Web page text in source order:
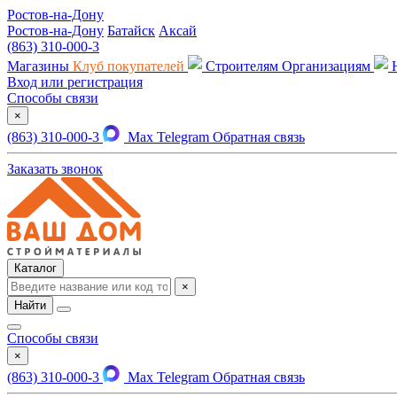
Ростов-на-Дону
Ростов-на-Дону Батайск Аксай
(863) 310-000-3
Магазины Клуб покупателей Строителям Организациям
Вход или регистрация
Способы связи
×
(863) 310-000-3 Max Telegram Обратная связь
Заказать звонок
Каталог
×
Найти
Способы связи
×
(863) 310-000-3 Max Telegram Обратная связь